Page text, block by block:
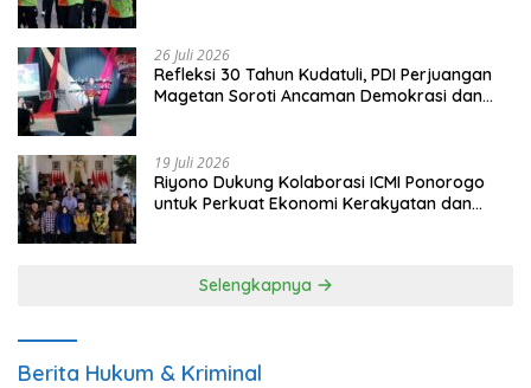
26 Juli 2026
Refleksi 30 Tahun Kudatuli, PDI Perjuangan
Magetan Soroti Ancaman Demokrasi dan
19 Juli 2026
Riyono Dukung Kolaborasi ICMI Ponorogo
untuk Perkuat Ekonomi Kerakyatan dan
Selengkapnya
Berita Hukum & Kriminal